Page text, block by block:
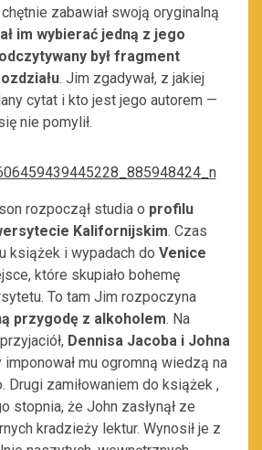
zabawiał swoją oryginalną
im wybierać jedną z jego
był fragment
. Jim zgadywał, z jakiej
cytat i kto jest jego autorem —
nie pomylił.
rozpoczął studia o profilu
Kalifornijskim. Czas
książek i wypadach do Venice
które skupiało bohemę
To tam Jim rozpoczyna
przygodę z alkoholem. Na
Dennisa Jacoba i Johna
mu ogromną wiedzą na
Drugi zamiłowaniem do książek ,
stopnia, że John zasłynął ze
kradzieży lektur. Wynosił je z